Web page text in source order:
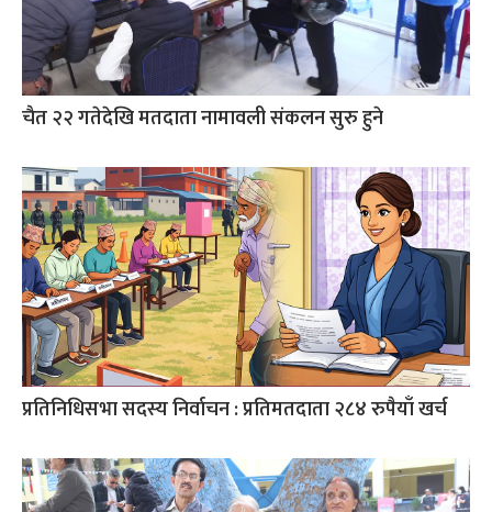
चैत २२ गतेदेखि मतदाता नामावली संकलन सुरु हुने
प्रतिनिधिसभा सदस्य निर्वाचन : प्रतिमतदाता २८४ रुपैयाँ खर्च